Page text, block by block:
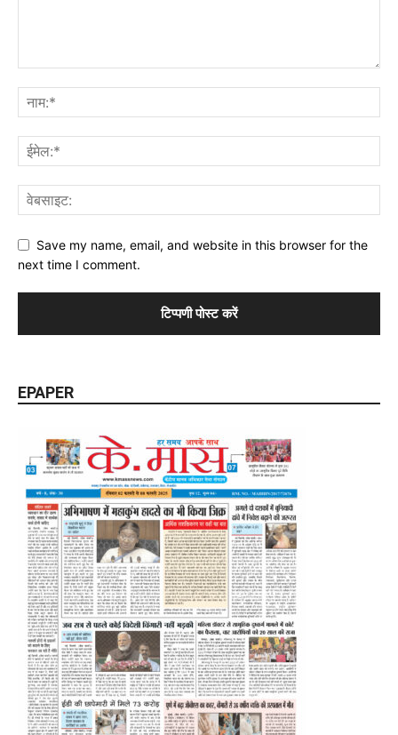
Save my name, email, and website in this browser for the
next time I comment.
EPAPER